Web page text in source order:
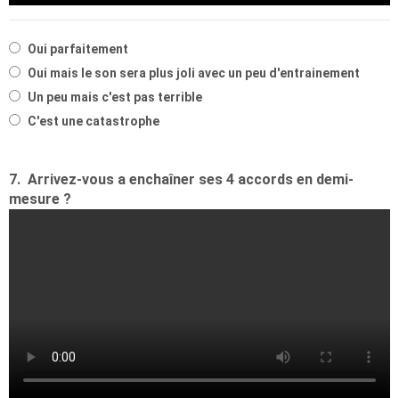
Oui parfaitement
Oui mais le son sera plus joli avec un peu d'entrainement
Un peu mais c'est pas terrible
C'est une catastrophe
7. Arrivez-vous a enchaîner ses 4 accords en demi-
mesure ?